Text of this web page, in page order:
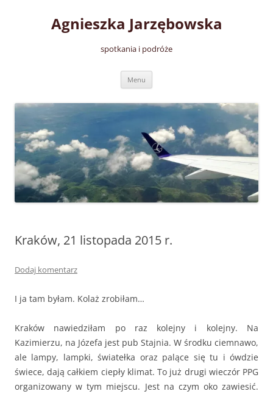
Agnieszka Jarzębowska
spotkania i podróże
Menu
Kraków, 21 listopada 2015 r.
Dodaj komentarz
I ja tam byłam. Kolaż zrobiłam…
Kraków nawiedziłam po raz kolejny i kolejny. Na
Kazimierzu, na Józefa jest pub Stajnia. W środku ciemnawo,
ale lampy, lampki, światełka oraz palące się tu i ówdzie
świece, dają całkiem ciepły klimat. To już drugi wieczór PPG
organizowany w tym miejscu. Jest na czym oko zawiesić.